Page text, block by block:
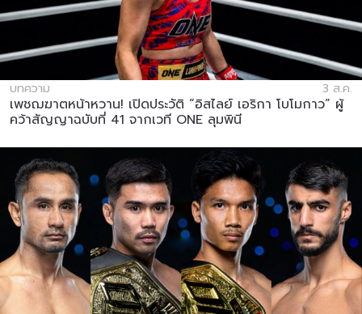
บทความ 3 ส.ค.
เพชฌฆาตหน้าหวาน! เปิดประวัติ “อิสไลย์ เอริกา โบโมกาว” ผู้
คว้าสัญญาฉบับที่ 41 จากเวที ONE ลุมพินี